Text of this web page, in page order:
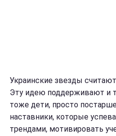
Украинские звезды
Эту идею поддерживают и
тоже дети, просто
наставники, которые
трендами, мотивировать